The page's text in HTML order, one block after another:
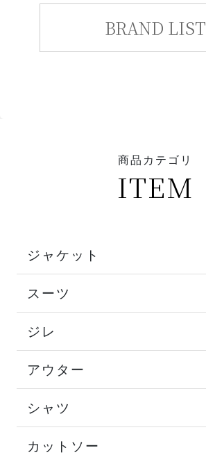
BRAND LIST
商品カテゴリ
ITEM
ジャケット
スーツ
ジレ
アウター
シャツ
カットソー